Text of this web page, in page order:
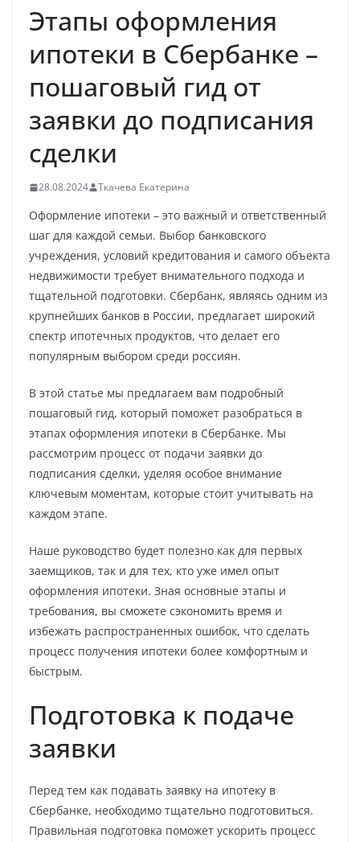
Этапы оформления
ипотеки в Сбербанке –
пошаговый гид от
заявки до подписания
сделки
28.08.2024 Ткачева Екатерина
Оформление ипотеки – это важный и ответственный
шаг для каждой семьи. Выбор банковского
учреждения, условий кредитования и самого объекта
недвижимости требует внимательного подхода и
тщательной подготовки. Сбербанк, являясь одним из
крупнейших банков в России, предлагает широкий
спектр ипотечных продуктов, что делает его
популярным выбором среди россиян.
В этой статье мы предлагаем вам подробный
пошаговый гид, который поможет разобраться в
этапах оформления ипотеки в Сбербанке. Мы
рассмотрим процесс от подачи заявки до
подписания сделки, уделяя особое внимание
ключевым моментам, которые стоит учитывать на
каждом этапе.
Наше руководство будет полезно как для первых
заемщиков, так и для тех, кто уже имел опыт
оформления ипотеки. Зная основные этапы и
требования, вы сможете сэкономить время и
избежать распространенных ошибок, что сделать
процесс получения ипотеки более комфортным и
быстрым.
Подготовка к подаче
заявки
Перед тем как подавать заявку на ипотеку в
Сбербанке, необходимо тщательно подготовиться.
Правильная подготовка поможет ускорить процесс